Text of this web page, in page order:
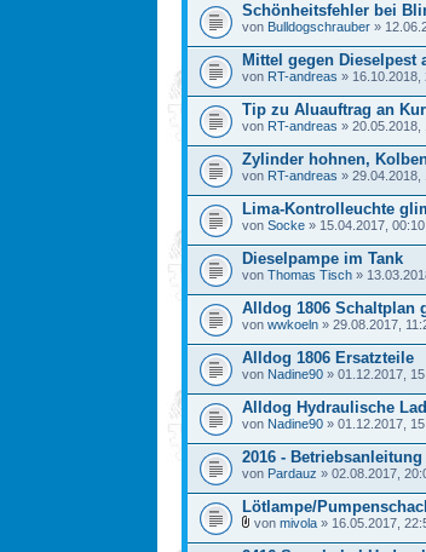
Schönheitsfehler bei
von Bulldogschrauber »
Mittel gegen Dieselpest
von RT-andreas » 16.10.2018,
Tip zu Aluauftrag an
von RT-andreas » 20.05.2018,
Zylinder hohnen,
von RT-andreas » 29.04.2018,
Lima-Kontrolleuchte
von Socke » 15.04.2017, 00:10
Dieselpampe im Tank
von Thomas Tisch »
Alldog 1806 Schaltplan
von wwkoeln » 29.08.2017,
Alldog 1806 Ersatzteile
von Nadine90 » 01.12.2017,
Alldog Hydraulische
von Nadine90 » 01.12.2017,
2016 -
von Pardauz » 02.08.2017,
Lötlampe/
von mivola » 16.05.2017,